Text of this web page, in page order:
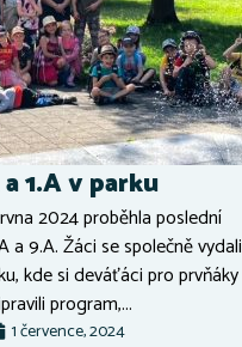
1.A v parku
2024 proběhla poslední
a 9.A. Žáci se společně vydali
kde si deváťáci pro prvňáky
program,...
1 července, 2024